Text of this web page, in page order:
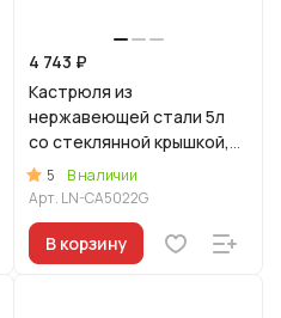
4 743 ₽
Кастрюля из
нержавеющей стали 5л
со стеклянной крышкой,
линия "Леон"
5
В наличии
Арт. LN-CA5022G
В корзину